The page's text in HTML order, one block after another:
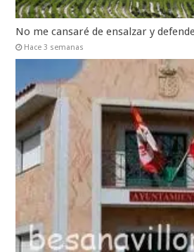
No me cansaré de ensalzar y
Hace 3 semanas